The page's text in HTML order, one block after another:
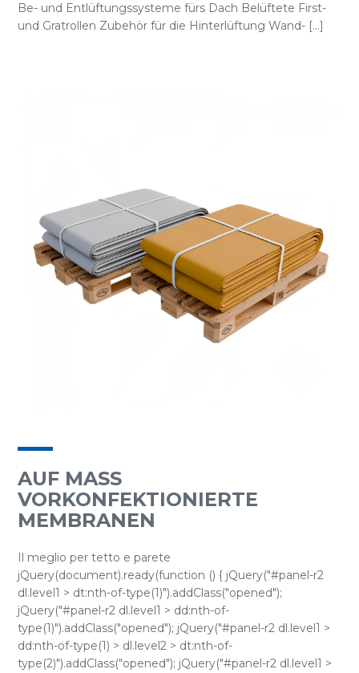
Be- und Entlüftungssysteme fürs Dach Belüftete First-
und Gratrollen Zubehör für die Hinterlüftung Wand- [...]
AUF MASS V
ORKONFEKTIONIERTE M
EMBRANEN
Il meglio per tetto e parete
jQuery(document).ready(function () { jQuery("#panel-r2
dl.level1 > dt:nth-of-type(1)").addClass("opened");
jQuery("#panel-r2 dl.level1 > dd:nth-of-
type(1)").addClass("opened"); jQuery("#panel-r2 dl.level1 >
dd:nth-of-type(1) > dl.level2 > dt:nth-of-
type(2)").addClass("opened"); jQuery("#panel-r2 dl.level1 >